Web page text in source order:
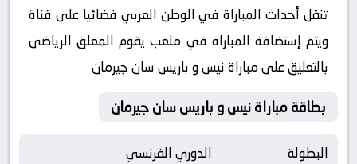
تنقل أحداث المباراة في الوطن العربي فضائيا على قناة
ويتم إستضافة المباراه في ملعب يقوم المعلق الرياضى
بالتعليق على مباراة نيس و باريس سان جيرمان
بطاقة مباراة نيس و باريس سان جيرمان
البطولة
الدوري الفرنسي